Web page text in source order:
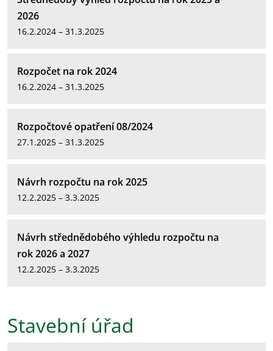
2026
16.2.2024 – 31.3.2025
Rozpočet na rok 2024
16.2.2024 – 31.3.2025
Rozpočtové opatření 08/2024
27.1.2025 – 31.3.2025
Návrh rozpočtu na rok 2025
12.2.2025 – 3.3.2025
Návrh střednědobého výhledu rozpočtu na
rok 2026 a 2027
12.2.2025 – 3.3.2025
Stavební úřad